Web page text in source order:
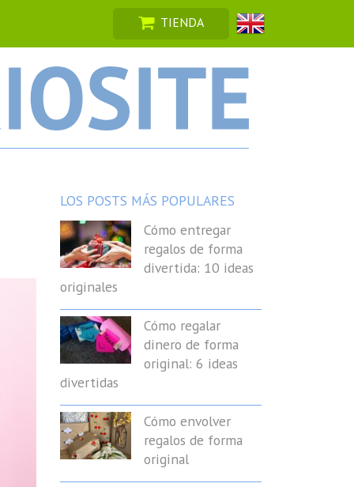
TIENDA
LOS POSTS MÁS POPULARES
Cómo entregar
regalos de forma
divertida: 10 ideas
originales
Cómo regalar
dinero de forma
original: 6 ideas
divertidas
Cómo envolver
regalos de forma
original